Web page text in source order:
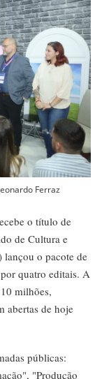
Ferraz
o título de
de Cultura e
lançou o pacote de
quatro editais. A
milhões,
abertas de hoje
públicas:
"Produção